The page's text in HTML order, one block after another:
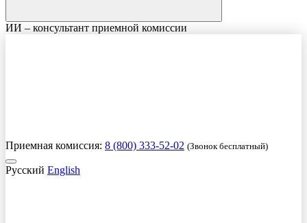
ИИ – консультант приемной комиссии
Приемная комиссия: 8 (800) 333-52-02 (Звонок бесплатный)
Русский English